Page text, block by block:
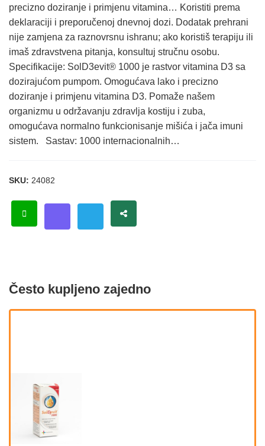
precizno doziranje i primjenu vitamina… Koristiti prema
deklaraciji i preporučenoj dnevnoj dozi. Dodatak prehrani
nije zamjena za raznovrsnu ishranu; ako koristiš terapiju ili
imaš zdravstvena pitanja, konsultuj stručnu osobu.
Specifikacije: SolD3evit® 1000 je rastvor vitamina D3 sa
dozirajućom pumpom. Omogućava lako i precizno
doziranje i primjenu vitamina D3. Pomaže našem
organizmu u održavanju zdravlja kostiju i zuba,
omogućava normalno funkcionisanje mišića i jača imuni
sistem. Sastav: 1000 internacionalnih…
SKU: 24082
Često kupljeno zajedno